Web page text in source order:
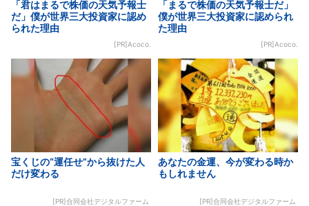
「君はまるで株価の天気予報士
だ」僕が世界三大投資家に認め
られた理由
[PR]Acoco.
「まるで株価の天気予報士だ」
僕が世界三大投資家に認められ
た理由
[PR]Acoco.
宝くじの“運任せ”から抜けた人
だけ変わる
[PR]合同会社デジタルファーム
あなたの金運、今が変わる時か
もしれません
[PR]合同会社デジタルファーム